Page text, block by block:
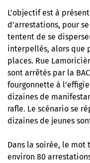
L’objectif est à
d’arrestations, pour
tentent de se
interpellés, alors que
places. Rue
sont arrêtés par la
fourgonnette à
dizaines de
rafle. Le scénario se
dizaines de jeunes
Dans la soirée, le
environ 80